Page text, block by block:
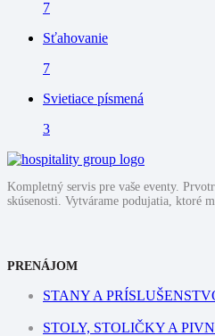
7
Sťahovanie
7
Svietiace písmená
3
Kompletný servis pre vaše eventy.
skúsenosti. Vytvárame podujatia, ktoré
PRENÁJOM
STANY A
STOLY, STOLIČKY A